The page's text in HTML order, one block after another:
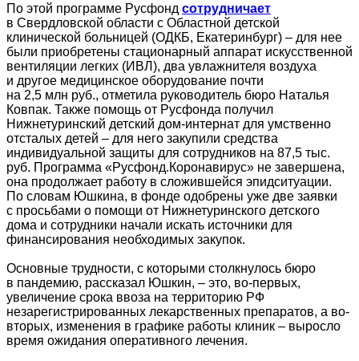
По этой программе Русфонд сотрудничает
в Свердловской области с Областной детской
клинической больницей (ОДКБ, Екатеринбург) – для нее
были приобретены стационарный аппарат искусственной
вентиляции легких (ИВЛ), два увлажнителя воздуха
и другое медицинское оборудование почти
на 2,5 млн руб., отметила руководитель бюро Наталья
Ковпак. Также помощь от Русфонда получил
Нижнетуринский детский дом-интернат для умственно
отсталых детей – для него закупили средства
индивидуальной защиты для сотрудников на 87,5 тыс.
руб. Программа «Русфонд.Коронавирус» не завершена,
она продолжает работу в сложившейся эпидситуации.
По словам Юшкина, в фонде одобрены уже две заявки
с просьбами о помощи от Нижнетуринского детского
дома и сотрудники начали искать источники для
финансирования необходимых закупок.
Основные трудности, с которыми столкнулось бюро
в пандемию, рассказал Юшкин, – это, во-первых,
увеличение срока ввоза на территорию РФ
незарегистрированных лекарственных препаратов, а во-
вторых, изменения в графике работы клиник – выросло
время ожидания оперативного лечения.